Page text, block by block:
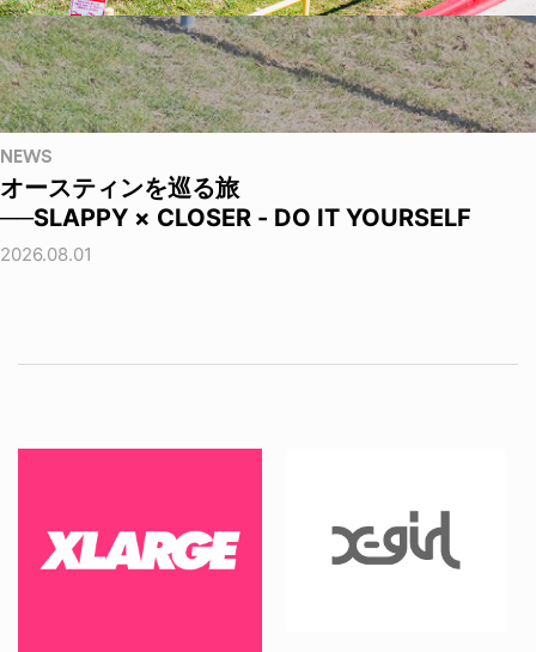
NEWS
オースティンを巡る旅
──SLAPPY × CLOSER - DO IT YOURSELF
2026.08.01